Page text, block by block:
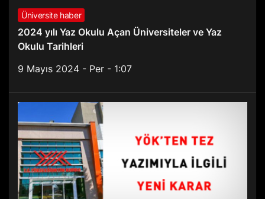
Üniversite haber
2024 yılı Yaz Okulu Açan Üniversiteler ve Yaz
Okulu Tarihleri
9 Mayıs 2024 - Per - 1:07